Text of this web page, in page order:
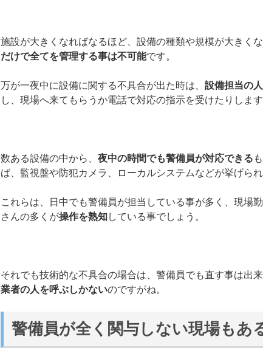
施設が大きくなればなるほど、設備の種類や規模が大きくな
だけで全てを管理する事は不可能です。
万が一夜中に設備に関する不具合が出た時は、 設備担当の
し、現場へ来てもらうか電話で対応の指示を受けたりします
数ある設備の中から、 夜中の時間でも警備員が対応できる
ば、監視盤や防犯カメラ、ローカルシステムなどが挙げられ
これらは、日中でも警備員が担当している事が多く、現場
さんの多くが操作を熟知している事でしょう。
それでも技術的な不具合の場合は、警備員でも直す事は出来
業者の人を呼ぶしかないのですがね。
警備員が全く関与しない現場もあ